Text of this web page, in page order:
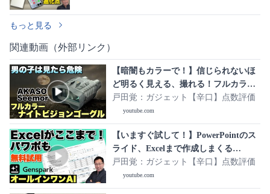
もっと見る
関連動画（外部リンク）
【暗闇もカラーで！】信じられないほ
ど明るく見える、撮れる！フルカラー
ナイトビジョンゴーグル 「Akaso
Seemor」をレビュー
戸田覚：ガジェット【辛口】点数評価
youtube.com
【いますぐ試して！】PowerPointのス
ライド、Excelまで作成しまくる
「Genspark」がすごすぎます。まさ
に、すべてのAIが使えるオールインワ
ンAIワークスペースですね！
戸田覚：ガジェット【辛口】点数評価
youtube.com